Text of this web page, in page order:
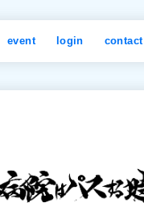
event login contact